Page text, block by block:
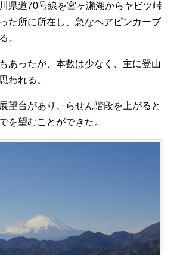
県道70号線を宮ヶ瀬湖からヤビツ峠
た所に所在し、急なヘアピンカーブ
。
あったが、本数は少なく、主に登山
われる。
望台があり、らせん階段を上がると
を望むことができた。